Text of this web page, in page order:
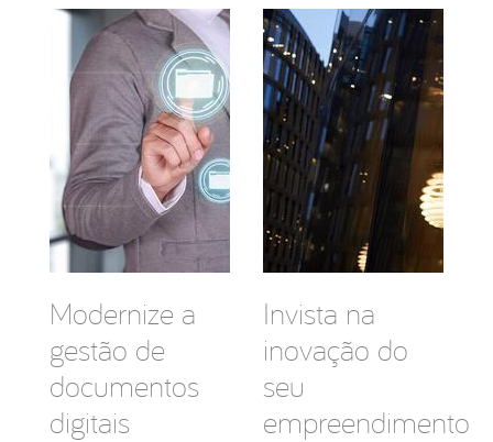
Modernize a
gestão de
documentos
digitais
Invista na
inovação do
seu
empreendimento